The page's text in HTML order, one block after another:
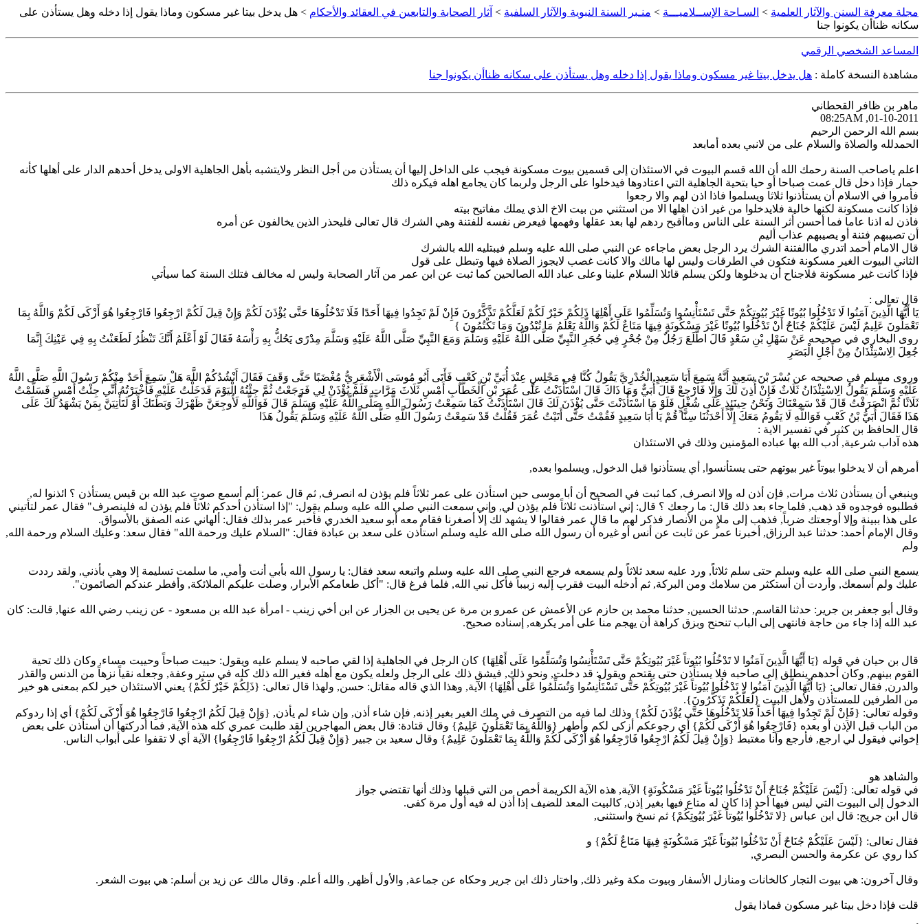
مجلة معرفة السنن والآثار العلمية > السـاحة الإســلاميـــة > منـبر السنة النبوية والآثار السلفية > آثار الصحابة والتابعين في العقائد والأحكام > هل يدخل بيتا غير مسكون وماذا يقول إذا دخله وهل يستأذن على
سكانه ظناأن يكونوا جنا
المساعد الشخصي الرقمي
مشاهدة النسخة كاملة : هل يدخل بيتا غير مسكون وماذا يقول إذا دخله وهل يستأذن على سكانه ظناأن يكونوا جنا
ماهر بن ظافر القحطاني
01-10-2011, 08:25AM
بسم الله الرحمن الرحيم
الحمدلله والصلاة والسلام على من لانبي بعده أمابعد
اعلم ياصاحب السنة رحمك الله أن الله قسم البيوت في الاستئذان إلى قسمين بيوت مسكونة فيجب على الداخل إليها أن يستأذن من أجل النظر ولايتشبه بأهل الجاهلية الاولى يدخل أحدهم الدار على أهلها كأنه
حمار فإذا دخل قال عمت صباحا أو حيا بتحية الجاهلية التي اعتادوها فيدخلوا على الرجل ولربما كان يجامع اهله فيكره ذلك
فأمروا في الاسلام أن يستأذنوا ثلاثا ويسلموا فاذا اذن لهم والا رجعوا
فإذا كانت مسكونة لكنها خالية فلايدخلوا من غير اذن اهلها الا من استثني من بيت الاخ الذي يملك مفاتيح بيته
فاذن له اذنا عاما فما أحسن أثر السنة على الناس وماأقبح ردهم لها بعد عقلها وفهمها فيعرض نفسه للفتنة وهي الشرك قال تعالى فليحذر الذين يخالفون عن أمره
أن تصيبهم فتنة أو يصيبهم عذاب أليم
قال الامام أحمد اتدري ماالفتنة الشرك يرد الرجل بعض ماجاءه عن النبي صلى الله عليه وسلم فيبتليه الله بالشرك
الثاني البيوت الغير مسكونة فتكون في الطرقات وليس لها مالك والا كانت غصب لايجوز الصلاة فيها وتبطل على قول
فإذا كانت غير مسكونة فلاجناح أن يدخلوها ولكن يسلم قائلا السلام علينا وعلى عباد الله الصالحين كما ثبت عن ابن عمر من آثار الصحابة وليس له مخالف فتلك السنة كما سيأتي
قال تعالى :
يَا أَيُّهَا الَّذِينَ آمَنُوا لَا تَدْخُلُوا بُيُوتًا غَيْرَ بُيُوتِكُمْ حَتَّى تَسْتَأْنِسُوا وَتُسَلِّمُوا عَلَى أَهْلِهَا ذَلِكُمْ خَيْرٌ لَكُمْ لَعَلَّكُمْ تَذَّكَّرُونَ فَإِنْ لَمْ تَجِدُوا فِيهَا أَحَدًا فَلَا تَدْخُلُوهَا حَتَّى يُؤْذَنَ لَكُمْ وَإِنْ قِيلَ لَكُمْ ارْجِعُوا فَارْجِعُوا هُوَ أَزْكَى لَكُمْ وَاللَّهُ بِمَا
تَعْمَلُونَ عَلِيمٌ لَيْسَ عَلَيْكُمْ جُنَاحٌ أَنْ تَدْخُلُوا بُيُوتًا غَيْرَ مَسْكُونَةٍ فِيهَا مَتَاعٌ لَكُمْ وَاللَّهُ يَعْلَمُ مَا تُبْدُونَ وَمَا تَكْتُمُونَ }
روى البخاري في صحيحه عَنْ سَهْلِ بْنِ سَعْدٍ قَالَ اطَّلَعَ رَجُلٌ مِنْ جُحْرٍ فِي حُجَرِ النَّبِيِّ صَلَّى اللَّهُ عَلَيْهِ وَسَلَّمَ وَمَعَ النَّبِيِّ صَلَّى اللَّهُ عَلَيْهِ وَسَلَّمَ مِدْرًى يَحُكُّ بِهِ رَأْسَهُ فَقَالَ لَوْ أَعْلَمُ أَنَّكَ تَنْظُرُ لَطَعَنْتُ بِهِ فِي عَيْنِكَ إِنَّمَا
جُعِلَ الِاسْتِئْذَانُ مِنْ أَجْلِ الْبَصَرِ
وروى مسلم في صحيحه عن بُسْرَ بْنَ سَعِيدٍ أَنَّهُ سَمِعَ أَبَا سَعِيدٍ الْخُدْرِيَّ يَقُولُ كُنَّا فِي مَجْلِسٍ عِنْدَ أُبَيِّ بْنِ كَعْبٍ فَأَتَى أَبُو مُوسَى الْأَشْعَرِيُّ مُغْضَبًا حَتَّى وَقَفَ فَقَالَ أَنْشُدُكُمْ اللَّهَ هَلْ سَمِعَ أَحَدٌ مِنْكُمْ رَسُولَ اللَّهِ صَلَّى اللَّهُ
عَلَيْهِ وَسَلَّمَ يَقُولُ الِاسْتِئْذَانُ ثَلَاثٌ فَإِنْ أُذِنَ لَكَ وَإِلَّا فَارْجِعْ قَالَ أُبَيٌّ وَمَا ذَاكَ قَالَ اسْتَأْذَنْتُ عَلَى عُمَرَ بْنِ الْخَطَّابِ أَمْسِ ثَلَاثَ مَرَّاتٍ فَلَمْ يُؤْذَنْ لِي فَرَجَعْتُ ثُمَّ جِئْتُهُ الْيَوْمَ فَدَخَلْتُ عَلَيْهِ فَأَخْبَرْتُهُ أَنِّي جِئْتُ أَمْسِ فَسَلَّمْتُ
ثَلَاثًا ثُمَّ انْصَرَفْتُ قَالَ قَدْ سَمِعْنَاكَ وَنَحْنُ حِينَئِذٍ عَلَى شُغْلٍ فَلَوْ مَا اسْتَأْذَنْتَ حَتَّى يُؤْذَنَ لَكَ قَالَ اسْتَأْذَنْتُ كَمَا سَمِعْتُ رَسُولَ اللَّهِ صَلَّى اللَّهُ عَلَيْهِ وَسَلَّمَ قَالَ فَوَاللَّهِ لَأُوجِعَنَّ ظَهْرَكَ وَبَطْنَكَ أَوْ لَتَأْتِيَنَّ بِمَنْ يَشْهَدُ لَكَ عَلَى
هَذَا فَقَالَ أُبَيُّ بْنُ كَعْبٍ فَوَاللَّهِ لَا يَقُومُ مَعَكَ إِلَّا أَحْدَثُنَا سِنًّا قُمْ يَا أَبَا سَعِيدٍ فَقُمْتُ حَتَّى أَتَيْتُ عُمَرَ فَقُلْتُ قَدْ سَمِعْتُ رَسُولَ اللَّهِ صَلَّى اللَّهُ عَلَيْهِ وَسَلَّمَ يَقُولُ هَذَا
قال الحافظ بن كثير في تفسير الاية :
هذه آداب شرعية, أدب الله بها عباده المؤمنين وذلك في الاستئذان
أمرهم أن لا يدخلوا بيوتاً غير بيوتهم حتى يستأنسوا, أي يستأذنوا قبل الدخول, ويسلموا بعده,
وينبغي أن يستأذن ثلاث مرات, فإن أذن له وإلا انصرف, كما ثبت في الصحيح أن أبا موسى حين استأذن على عمر ثلاثاً فلم يؤذن له انصرف, ثم قال عمر: ألم أسمع صوت عبد الله بن قيس يستأذن ؟ ائذنوا له,
فطلبوه فوجدوه قد ذهب, فلما جاء بعد ذلك قال: ما رجعك ؟ قال: إني استأذنت ثلاثاً فلم يؤذن لي, وإني سمعت النبي صلى الله عليه وسلم يقول: "إذا استأذن أحدكم ثلاثاً فلم يؤذن له فلينصرف" فقال عمر لتأتيني
على هذا ببينة وإلا أوجعتك ضرباً, فذهب إلى ملإٍ من الأنصار فذكر لهم ما قال عمر فقالوا لا يشهد لك إلا أصغرنا فقام معه أبو سعيد الخدري فأخبر عمر بذلك فقال: ألهاني عنه الصفق بالأسواق.
وقال الإمام أحمد: حدثنا عبد الرزاق, أخبرنا عمر عن ثابت عن أنس أو غيره أن رسول الله صلى الله عليه وسلم استأذن على سعد بن عبادة فقال: "السلام عليك ورحمة الله" فقال سعد: وعليك السلام ورحمة الله,
ولم
يسمع النبي صلى الله عليه وسلم حتى سلم ثلاثاً, ورد عليه سعد ثلاثاً ولم يسمعه فرجع النبي صلى الله عليه وسلم واتبعه سعد فقال: يا رسول الله بأبي أنت وأمي, ما سلمت تسليمة إلا وهي بأذني, ولقد رددت
عليك ولم أسمعك, وأردت أن أستكثر من سلامك ومن البركة, ثم أدخله البيت فقرب إليه زبيباً فأكل نبي الله, فلما فرغ قال: "أكل طعامكم الأبرار, وصلت عليكم الملائكة, وأفطر عندكم الصائمون".
وقال أبو جعفر بن جرير: حدثنا القاسم, حدثنا الحسين, حدثنا محمد بن حازم عن الأعمش عن عمرو بن مرة عن يحيى بن الجزار عن ابن أخي زينب - امرأة عبد الله بن مسعود - عن زينب رضي الله عنها, قالت: كان
عبد الله إذا جاء من حاجة فانتهى إلى الباب تنحنح وبزق كراهة أن يهجم منا على أمر يكرهه, إسناده صحيح.
قال بن حيان في قوله {يَا أَيُّهَا الَّذِينَ آمَنُوا لا تَدْخُلُوا بُيُوتاً غَيْرَ بُيُوتِكُمْ حَتَّى تَسْتَأْنِسُوا وَتُسَلِّمُوا عَلَى أَهْلِهَا} كان الرجل في الجاهلية إذا لقي صاحبه لا يسلم عليه ويقول: حييت صباحاً وحييت مساء, وكان ذلك تحية
القوم بينهم, وكان أحدهم ينطلق إلى صاحبه فلا يستأذن حتى يقتحم ويقول: قد دخلت, ونحو ذلك, فيشق ذلك على الرجل ولعله يكون مع أهله فغير الله ذلك كله في ستر وعفة, وجعله نقياً نزهاً من الدنس والقذر
والدرن, فقال تعالى: {يَا أَيُّهَا الَّذِينَ آمَنُوا لا تَدْخُلُوا بُيُوتاً غَيْرَ بُيُوتِكُمْ حَتَّى تَسْتَأْنِسُوا وَتُسَلِّمُوا عَلَى أَهْلِهَا} الآية, وهذا الذي قاله مقاتل: حسن, ولهذا قال تعالى: {ذَلِكُمْ خَيْرٌ لَكُمْ} يعني الاستئذان خير لكم بمعنى هو خير
من الطرفين للمستأذن ولأهل البيت {لَعَلَّكُمْ تَذَكَّرُونَ}.
وقوله تعالى: {فَإِنْ لَمْ تَجِدُوا فِيهَا أَحَداً فَلا تَدْخُلُوهَا حَتَّى يُؤْذَنَ لَكُمْ} وذلك لما فيه من التصرف في ملك الغير بغير إذنه, فإن شاء أذن, وإن شاء لم يأذن, {وَإِنْ قِيلَ لَكُمُ ارْجِعُوا فَارْجِعُوا هُوَ أَزْكَى لَكُمْ} أي إذا ردوكم
من الباب قبل الإذن أو بعده {فَارْجِعُوا هُوَ أَزْكَى لَكُمْ} أي رجوعكم أزكى لكم وأطهر {وَاللَّهُ بِمَا تَعْمَلُونَ عَلِيمٌ} وقال قتادة: قال بعض المهاجرين لقد طلبت عمري كله هذه الآية, فما أدركتها أن أستأذن على بعض
إخواني فيقول لي ارجع, فأرجع وأنا مغتبط {وَإِنْ قِيلَ لَكُمُ ارْجِعُوا فَارْجِعُوا هُوَ أَزْكَى لَكُمْ وَاللَّهُ بِمَا تَعْمَلُونَ عَلِيمٌ} وقال سعيد بن جبير {وَإِنْ قِيلَ لَكُمُ ارْجِعُوا فَارْجِعُوا} الآية أي لا تقفوا على أبواب الناس.
والشاهد هو
في قوله تعالى: {لَيْسَ عَلَيْكُمْ جُنَاحٌ أَنْ تَدْخُلُوا بُيُوتاً غَيْرَ مَسْكُونَةٍ} الآية, هذه الآية الكريمة أخص من التي قبلها وذلك أنها تقتضي جواز
الدخول إلى البيوت التي ليس فيها أحد إذا كان له متاع فيها بغير إذن, كالبيت المعد للضيف إذا أذن له فيه أول مرة كفى.
قال ابن جريج: قال ابن عباس {لا تَدْخُلُوا بُيُوتاً غَيْرَ بُيُوتِكُمْ} ثم نسخ واستثنى,
فقال تعالى: {لَيْسَ عَلَيْكُمْ جُنَاحٌ أَنْ تَدْخُلُوا بُيُوتاً غَيْرَ مَسْكُونَةٍ فِيهَا مَتَاعٌ لَكُمْ} و
كذا روي عن عكرمة والحسن البصري,
وقال آخرون: هي بيوت التجار كالخانات ومنازل الأسفار وبيوت مكة وغير ذلك, واختار ذلك ابن جرير وحكاه عن جماعة, والأول أظهر, والله أعلم. وقال مالك عن زيد بن أسلم: هي بيوت الشعر.
قلت فإذا دخل بيتا غير مسكون فماذا يقول